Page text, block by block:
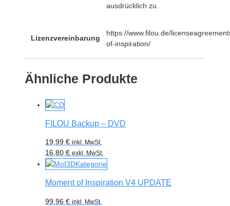
ausdrücklich zu.
Lizenzvereinbarung
https://www.filou.de/
of-inspiration/
Ähnliche Produkte
FILOU Backup – DVD
19,99 € inkl. MwSt.
16,80 € exkl. MwSt.
Moment of Inspiration V4 UPDATE
99,96 € inkl. MwSt.